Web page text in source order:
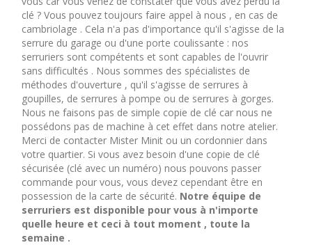
clé ? Vous pouvez toujours faire appel à nous , en cas de
cambriolage . Cela n'a pas d'importance qu'il s'agisse de la
serrure du garage ou d'une porte coulissante : nos
serruriers sont compétents et sont capables de l'ouvrir
sans difficultés . Nous sommes des spécialistes de
méthodes d'ouverture , qu'il s'agisse de serrures à
goupilles, de serrures à pompe ou de serrures à gorges.
Nous ne faisons pas de simple copie de clé car nous ne
possédons pas de machine à cet effet dans notre atelier.
Merci de contacter Mister Minit ou un cordonnier dans
votre quartier. Si vous avez besoin d'une copie de clé
sécurisée (clé avec un numéro) nous pouvons passer
commande pour vous, vous devez cependant être en
possession de la carte de sécurité. Notre équipe de
serruriers est disponible pour vous à n'importe
quelle heure et ceci à tout moment , toute la
semaine .